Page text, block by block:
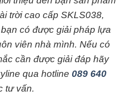
trời cao cấp SKLS038,
có được giải pháp lựa
viên nhà mình. Nếu có
cần được giải đáp hãy
qua hotline 089 640
tư vấn.